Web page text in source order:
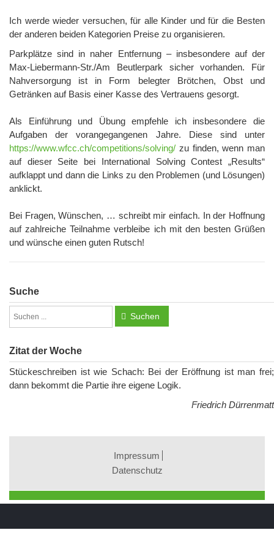
Ich werde wieder versuchen, für alle Kinder und für die Besten
der anderen beiden Kategorien Preise zu organisieren.
Parkplätze sind in naher Entfernung – insbesondere auf der
Max-Liebermann-Str./Am Beutlerpark sicher vorhanden. Für
Nahversorgung ist in Form belegter Brötchen, Obst und
Getränken auf Basis einer Kasse des Vertrauens gesorgt.
Als Einführung und Übung empfehle ich insbesondere die
Aufgaben der vorangegangenen Jahre. Diese sind unter
https://www.wfcc.ch/competitions/solving/ zu finden, wenn man
auf dieser Seite bei International Solving Contest „Results“
aufklappt und dann die Links zu den Problemen (und Lösungen)
anklickt.
Bei Fragen, Wünschen, … schreibt mir einfach. In der Hoffnung
auf zahlreiche Teilnahme verbleibe ich mit den besten Grüßen
und wünsche einen guten Rutsch!
Suche
Suchen
Zitat der Woche
Stückeschreiben ist wie Schach: Bei der Eröffnung ist man frei;
dann bekommt die Partie ihre eigene Logik.
Friedrich Dürrenmatt
Impressum
Datenschutz